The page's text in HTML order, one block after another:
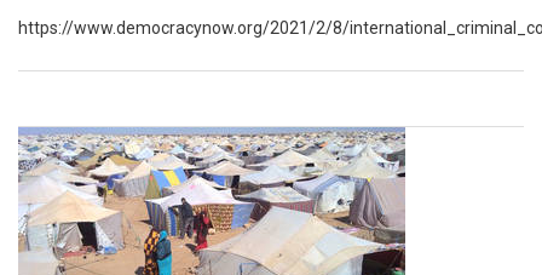
https://www.democracynow.org/2021/2/8/